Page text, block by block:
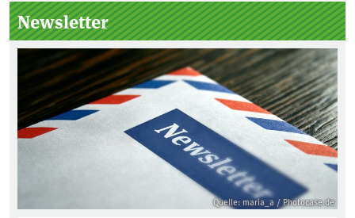
Seitenleiste
Newsletter
Quelle: maria_a / Photocase.de